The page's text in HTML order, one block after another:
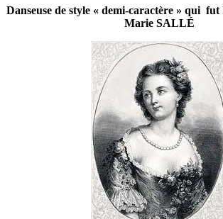
Danseuse de style « demi-caractère » qui fut
Marie SALLÉ